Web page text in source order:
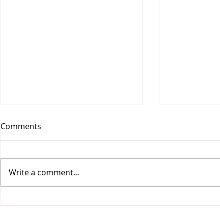
Comments
Write a comment...